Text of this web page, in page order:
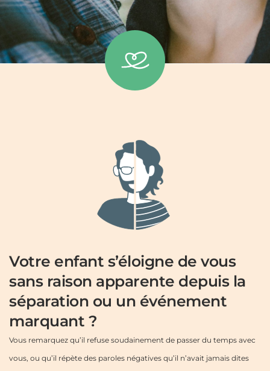
Votre enfant s’éloigne de vous
sans raison apparente depuis la
séparation ou un événement
marquant ?
Vous remarquez qu’il refuse soudainement de passer du temps avec
vous, ou qu’il répète des paroles négatives qu’il n’avait jamais dites